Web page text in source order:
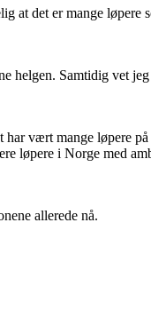
at det er mange
helgen. Samtidig vet
vært mange løpere
løpere i Norge med
allerede nå.